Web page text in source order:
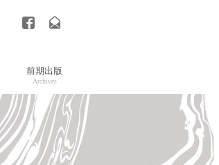
前期出版
Archives